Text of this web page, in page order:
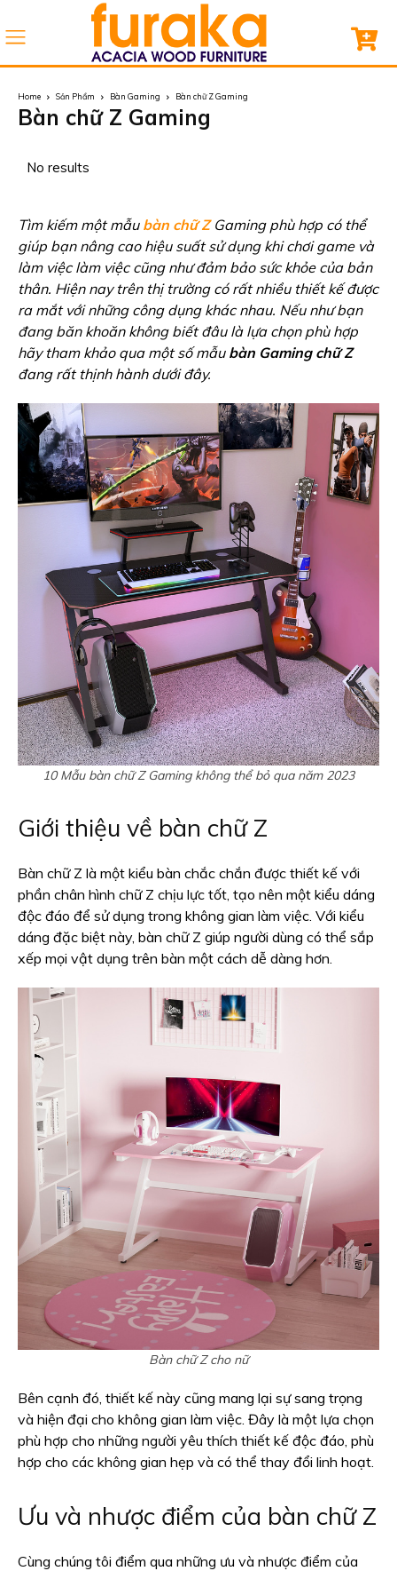
Home Sản Phẩm Bàn Gaming Bàn chữ Z Gaming
Bàn chữ Z Gaming
Tìm kiếm một mẫu bàn chữ Z Gaming phù hợp có thể
giúp bạn nâng cao hiệu suất sử dụng khi chơi game và
làm việc làm việc cũng như đảm bảo sức khỏe của bản
thân. Hiện nay trên thị trường có rất nhiều thiết kế được
ra mắt với những công dụng khác nhau. Nếu như bạn
đang băn khoăn không biết đâu là lựa chọn phù hợp
hãy tham khảo qua một số mẫu bàn Gaming chữ Z
đang rất thịnh hành dưới đây.
10 Mẫu bàn chữ Z Gaming không thể bỏ qua năm 2023
Giới thiệu về bàn chữ Z
Bàn chữ Z là một kiểu bàn chắc chắn được thiết kế với
phần chân hình chữ Z chịu lực tốt, tạo nên một kiểu dáng
độc đáo để sử dụng trong không gian làm việc. Với kiểu
dáng đặc biệt này, bàn chữ Z giúp người dùng có thể sắp
xếp mọi vật dụng trên bàn một cách dễ dàng hơn.
Bàn chữ Z cho nữ
Bên cạnh đó, thiết kế này cũng mang lại sự sang trọng
và hiện đại cho không gian làm việc. Đây là một lựa chọn
phù hợp cho những người yêu thích thiết kế độc đáo, phù
hợp cho các không gian hẹp và có thể thay đổi linh hoạt.
Ưu và nhược điểm của bàn chữ Z
Cùng chúng tôi điểm qua những ưu và nhược điểm của